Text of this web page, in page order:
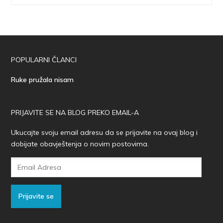
POPULARNI ČLANCI
Ruke pružala nisam
PRIJAVITE SE NA BLOG PREKO EMAIL-A
Ukucajte svoju email adresu da se prijavite na ovaj blog i
dobijate obavještenja o novim postovima.
Prijavite se